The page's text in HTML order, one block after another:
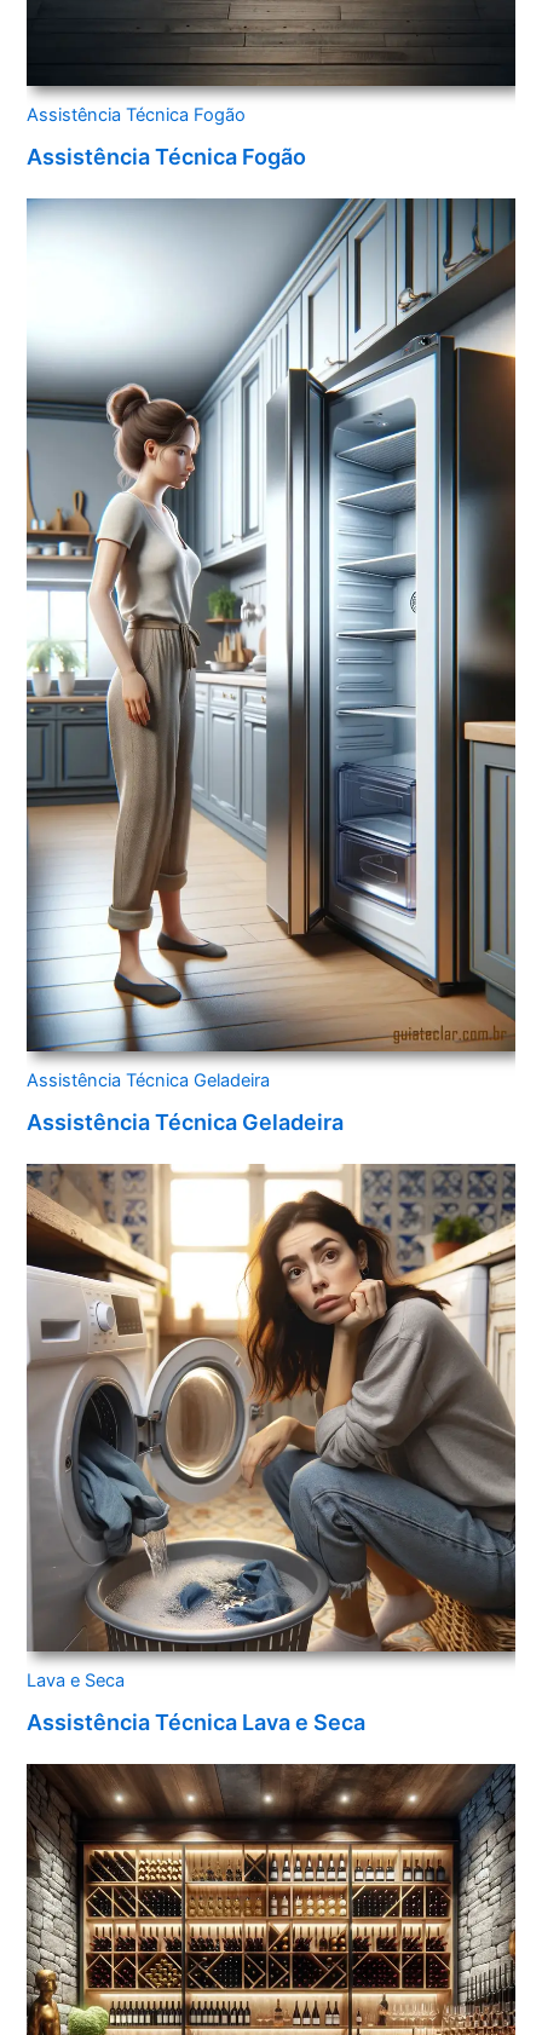
Assistência Técnica Fogão
Assistência Técnica Fogão
Assistência Técnica Geladeira
Assistência Técnica Geladeira
Lava e Seca
Assistência Técnica Lava e Seca